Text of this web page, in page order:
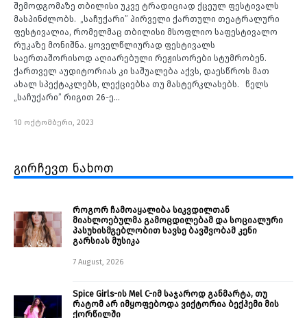
შემოდგომაზე თბილისი უკვე ტრადიციად ქცეულ ფესტივალს
მასპინძლობს. „საჩუქარი” პირველი ქართული თეატრალური
ფესტივალია, რომელმაც თბილისი მსოფლიო საფესტივალო
რუკაზე მონიშნა. ყოველწლიურად ფესტივალს
საერთაშორისოდ აღიარებული რეჟისორები სტუმრობენ.
ქართველ აუდიტორიას კი საშუალება აქვს, დაესწროს მათ
ახალ სპექტაკლებს, ლექციებსა თუ მასტერკლასებს. წელს
„საჩუქარი” რიგით 26-ე…
10 ოქტომბერი, 2023
გირჩევთ ნახოთ
როგორ ჩამოაყალიბა სიკვდილთან
მიახლოებულმა გამოცდილებამ და სოციალური
პასუხისმგებლობით სავსე ბავშვობამ კენი
გარსიას მუსიკა
7 August, 2026
Spice Girls-ის Mel C-იმ საჯაროდ განმარტა, თუ
რატომ არ იმყოფებოდა ვიქტორია ბექჰემი მის
ქორწილში